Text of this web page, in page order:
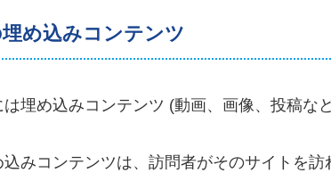
め込みコンテンツ
埋め込みコンテンツ (動画、画像、投稿な
みコンテンツは、訪問者がそのサイトを